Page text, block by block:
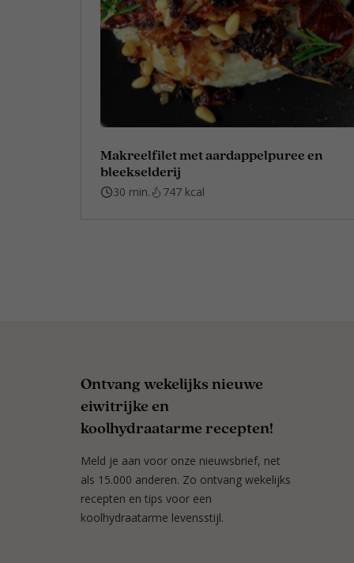
Makreelfilet met aardappelpuree en
bleekselderij
30 min. 747 kcal
Ontvang wekelijks nieuwe
eiwitrijke en
koolhydraatarme recepten!
Meld je aan voor onze nieuwsbrief, net
als 15.000 anderen. Zo ontvang wekelijks
recepten en tips voor een
koolhydraatarme levensstijl.